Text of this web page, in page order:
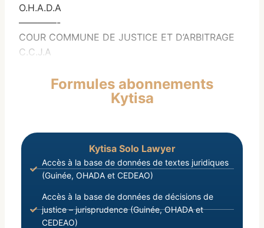
O.H.A.D.A
————-
COUR COMMUNE DE JUSTICE ET D’ARBITRAGE
C.C.J.A
Formules abonnements
Kytisa
Kytisa Solo Lawyer
Accès à la base de données de textes juridiques
(Guinée, OHADA et CEDEAO)
Accès à la base de données de décisions de
justice – jurisprudence (Guinée, OHADA et
CEDEAO)